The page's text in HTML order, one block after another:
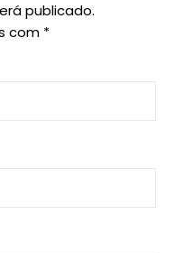
publicado.
com *